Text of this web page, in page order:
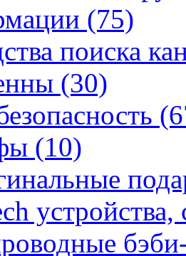
(75)
поиска
(30)
(10)